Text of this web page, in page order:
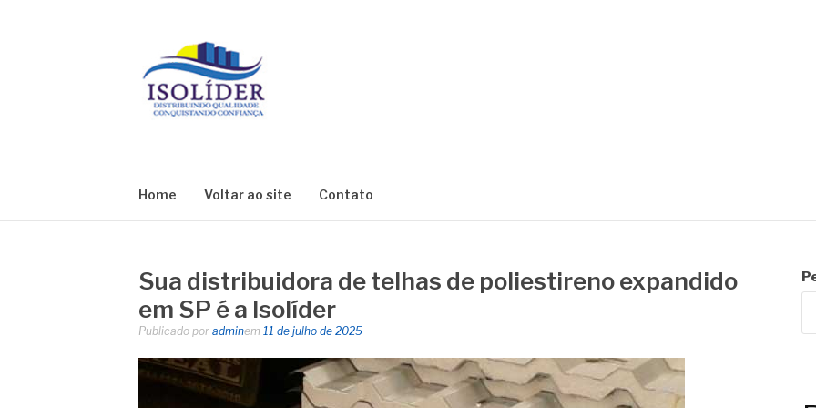
Home Voltar ao site Contato
Sua distribuidora de telhas de poliestireno expandido
em SP é a Isolíder
Publicado por adminem 11 de julho de 2025